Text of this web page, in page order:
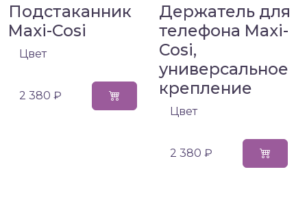
Подстаканник
Maxi-Cosi
Цвет
2 380 ₽
Держатель для
телефона Maxi-
Cosi,
универсальное
крепление
Цвет
2 380 ₽